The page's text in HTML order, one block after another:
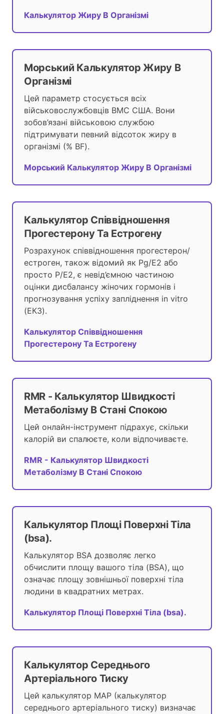
Калькулятор Жиру В Організмі
Морський Калькулятор Жиру В
Організмі
Цей параметр стосується всіх
військовослужбовців ВМС США. Вони
зобов’язані військовою службою
підтримувати певний відсоток жиру в
організмі (% BF).
Морський Калькулятор Жиру В Організмі
Калькулятор Співвідношення
Прогестерону Та Естрогену
Розрахунок співвідношення прогестерон/
естроген, також відомий як Pg/E2 або
просто P/E2, є невід’ємною частиною
оцінки дисбалансу жіночих гормонів і
прогнозування успіху запліднення in vitro
(ЕКЗ).
Калькулятор Співвідношення
Прогестерону Та Естрогену
RMR - Калькулятор Швидкості
Метаболізму В Стані Спокою
Цей онлайн-інструмент підрахує, скільки
калорій ви спалюєте, коли відпочиваєте.
RMR - Калькулятор Швидкості
Метаболізму В Стані Спокою
Калькулятор Площі Поверхні Тіла
(bsa).
Калькулятор BSA дозволяє легко
обчислити площу вашого тіла (BSA), що
означає площу зовнішньої поверхні тіла
людини в квадратних метрах.
Калькулятор Площі Поверхні Тіла (bsa).
Калькулятор Середнього
Артеріального Тиску
Цей калькулятор MAP (калькулятор
середнього артеріального тиску) визначає